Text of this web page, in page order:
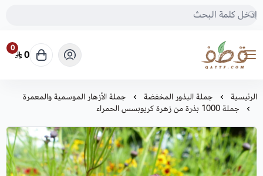
متجر قطف للبذور
0
0
الرئيسية جملة البذور المخفضة
جملة الأزهار الموسمية والمعمرة
جملة 1000 بذرة من زهرة كريوبسس الحمراء